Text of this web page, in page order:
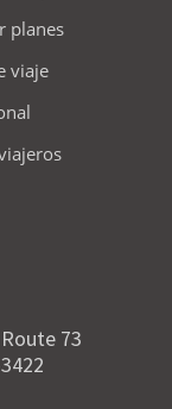
planes
viaje
73